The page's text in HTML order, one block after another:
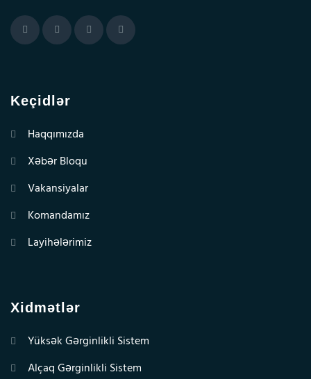
Keçidlər
Haqqımızda
Xəbər Bloqu
Vakansiyalar
Komandamız
Layihələrimiz
Xidmətlər
Yüksək Gərginlikli Sistem
Alçaq Gərginlikli Sistem